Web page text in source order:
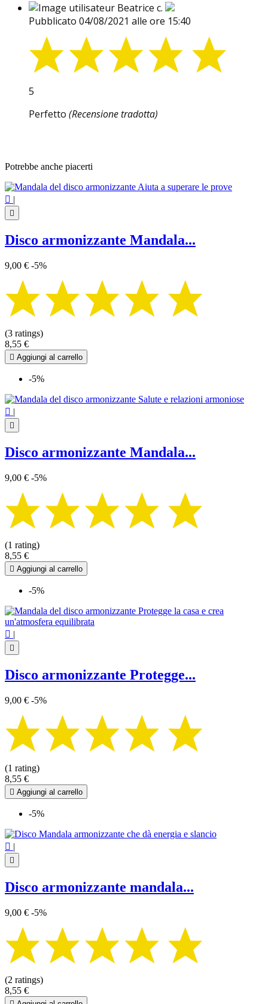
Beatrice c.
Pubblicato 04/08/2021 alle ore 15:40
5
Perfetto (Recensione tradotta)
Potrebbe anche piacerti
 |

Disco armonizzante Mandala...
9,00 € -5%
(3 ratings)
8,55 €
 Aggiungi al carrello
-5%
 |

Disco armonizzante Mandala...
9,00 € -5%
(1 rating)
8,55 €
 Aggiungi al carrello
-5%
 |

Disco armonizzante Protegge...
9,00 € -5%
(1 rating)
8,55 €
 Aggiungi al carrello
-5%
 |

Disco armonizzante mandala...
9,00 € -5%
(2 ratings)
8,55 €